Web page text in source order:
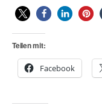
Teilen mit:
Facebook